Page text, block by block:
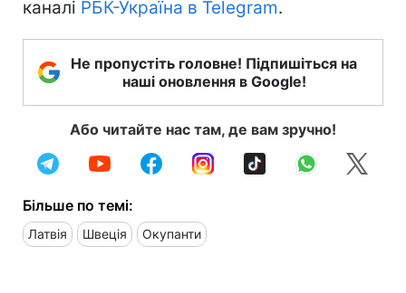
каналі РБК-Україна в Telegram.
Не пропустіть головне! Підпишіться на
наші оновлення в Google!
Або читайте нас там, де вам зручно!
Більше по темі:
Латвія Швеція Окупанти